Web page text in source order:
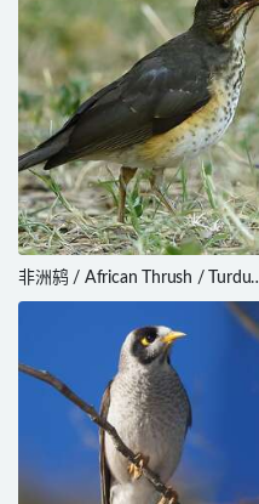
非洲鸫 / African Thrush / Turdus
pelios